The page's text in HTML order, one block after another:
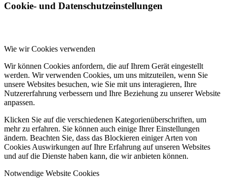
Cookie- und Datenschutzeinstellungen
Wie wir Cookies verwenden
Wir können Cookies anfordern, die auf Ihrem Gerät eingestellt
werden. Wir verwenden Cookies, um uns mitzuteilen, wenn Sie
unsere Websites besuchen, wie Sie mit uns interagieren, Ihre
Nutzererfahrung verbessern und Ihre Beziehung zu unserer Website
anpassen.
Klicken Sie auf die verschiedenen Kategorienüberschriften, um
mehr zu erfahren. Sie können auch einige Ihrer Einstellungen
ändern. Beachten Sie, dass das Blockieren einiger Arten von
Cookies Auswirkungen auf Ihre Erfahrung auf unseren Websites
und auf die Dienste haben kann, die wir anbieten können.
Notwendige Website Cookies